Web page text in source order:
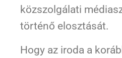
közszolgálati
történő elosztását.
Hogy az iroda a